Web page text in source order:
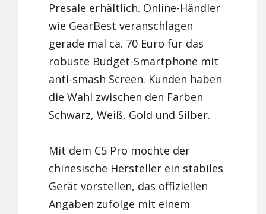
Presale erhältlich. Online-Händler
wie GearBest veranschlagen
gerade mal ca. 70 Euro für das
robuste Budget-Smartphone mit
anti-smash Screen. Kunden haben
die Wahl zwischen den Farben
Schwarz, Weiß, Gold und Silber.
Mit dem C5 Pro möchte der
chinesische Hersteller ein stabiles
Gerät vorstellen, das offiziellen
Angaben zufolge mit einem